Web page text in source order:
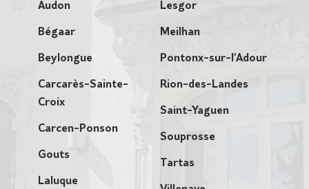
Audon
Bégaar
Beylongue
Carcarès-Sainte-
Croix
Carcen-Ponson
Gouts
Laluque
Lesgor
Meilhan
Pontonx-sur-l'Adour
Rion-des-Landes
Saint-Yaguen
Souprosse
Tartas